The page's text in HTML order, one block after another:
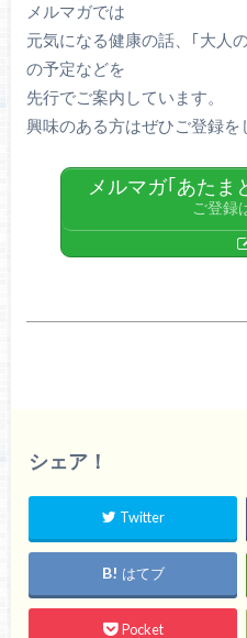
メルマガでは
元気になる健康の話、｢大人
の予定などを
先行でご案内しています。
興味のある方はぜひご登録を
メルマガ｢あたま
ご登録
シェア！
Twitter
はてブ
Pocket